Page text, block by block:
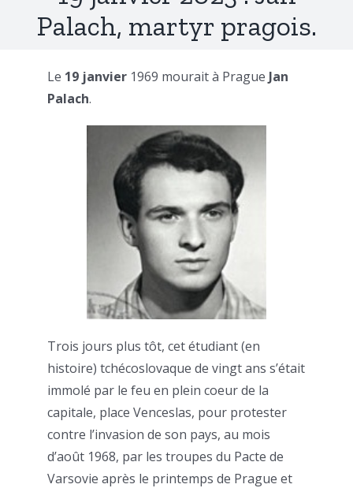
Palach, martyr pragois.
Le 19 janvier 1969 mourait à Prague Jan
Palach.
Trois jours plus tôt, cet étudiant (en
histoire) tchécoslovaque de vingt ans s’était
immolé par le feu en plein coeur de la
capitale, place Venceslas, pour protester
contre l’invasion de son pays, au mois
d’août 1968, par les troupes du Pacte de
Varsovie après le printemps de Prague et